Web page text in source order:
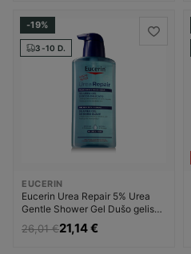
-19%
3-10 D.
EUCERIN
Eucerin Urea Repair 5% Urea
Gentle Shower Gel Dušo gelis
Dušo želė Moterims
26,01 €21,14 €